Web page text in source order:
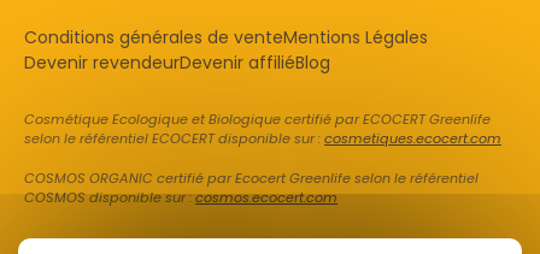
Conditions générales de venteMentions Légales
Devenir revendeurDevenir affiliéBlog
Cosmétique Ecologique et Biologique certifié par ECOCERT Greenlife
selon le référentiel ECOCERT disponible sur :cosmetiques.ecocert.com
COSMOS ORGANIC certifié par Ecocert Greenlife selon le référentiel
COSMOS disponible sur :cosmos.ecocert.com